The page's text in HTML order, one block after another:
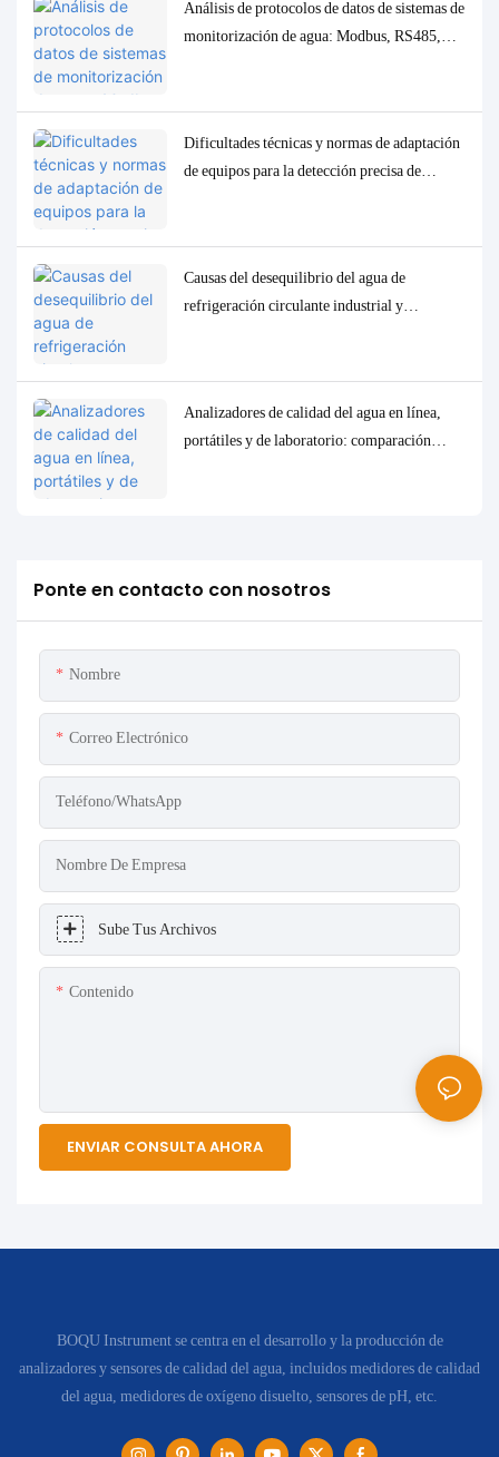
Análisis de protocolos de datos de sistemas de
monitorización de agua: Modbus, RS485,
Dificultades técnicas y normas de adaptación
de equipos para la detección precisa de
Causas del desequilibrio del agua de
refrigeración circulante industrial y
Analizadores de calidad del agua en línea,
portátiles y de laboratorio: comparación
Ponte en contacto con nosotros
Nombre
Correo Electrónico
Teléfono/WhatsApp
Nombre De Empresa
Sube Tus Archivos
Contenido
ENVIAR CONSULTA AHORA
BOQU Instrument se centra en el desarrollo y la producción de
analizadores y sensores de calidad del agua, incluidos medidores de calidad
del agua, medidores de oxígeno disuelto, sensores de pH, etc.